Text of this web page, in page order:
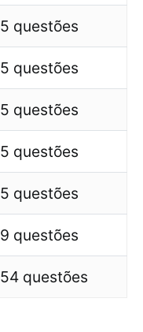
5 questões
5 questões
5 questões
5 questões
5 questões
9 questões
54 questões